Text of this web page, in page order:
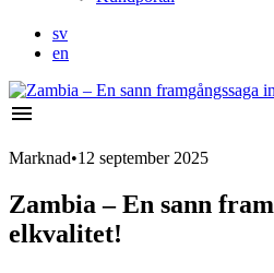
sv
en
menu
Marknad•12 september 2025
Zambia – En sann
elkvalitet!